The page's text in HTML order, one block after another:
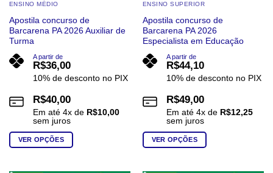
ENSINO MÉDIO
Apostila concurso de
Barcarena PA 2026 Auxiliar de
Turma
A partir de
R$36,00
10% de desconto no PIX
R$40,00
Em até 4x de R$10,00
sem juros
VER OPÇÕES
ENSINO SUPERIOR
Apostila concurso de
Barcarena PA 2026
Especialista em Educação
A partir de
R$44,10
10% de desconto no PIX
R$49,00
Em até 4x de R$12,25
sem juros
VER OPÇÕES